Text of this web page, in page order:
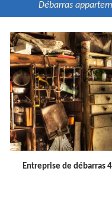
Débarras
Entreprise de débarras